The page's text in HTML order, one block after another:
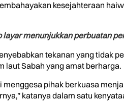
kesejahteraan
layar menunjukkan perbuatan
tekanan yang tidak
laut Sabah yang amat berharga.
menggesa pihak berkuasa
katanya dalam satu